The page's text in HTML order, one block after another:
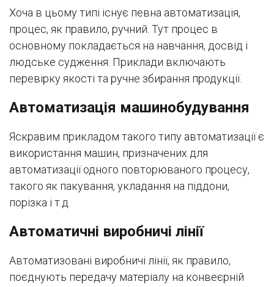
Хоча в цьому типі існує певна автоматизація,
процес, як правило, ручний. Тут процес в
основному покладається на навчання, досвід і
людське судження. Приклади включають
перевірку якості та ручне збирання продукції.
Автоматизація машинобудування
Яскравим прикладом такого типу автоматизації є
використання машин, призначених для
автоматизації одного повторюваного процесу,
такого як пакування, укладання на піддони,
порізка і т.д.
Автоматичні виробничі лінії
Автоматизовані виробничі лінії, як правило,
поєднують передачу матеріалу на конвеєрній